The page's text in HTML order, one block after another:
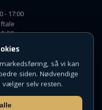
- 17:00
00
så vi kan
siden. Nødvendige
vælger selv resten.